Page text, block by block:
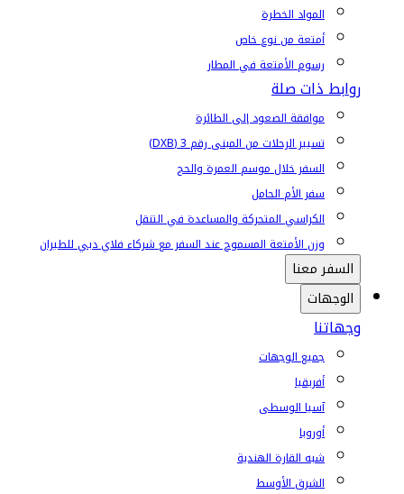
المواد الخطرة
أمتعة من نوع خاص
رسوم الأمتعة في المطار
روابط ذات صلة
موافقة الصعود إلى الطائرة
تسيير الرحلات من المبنى رقم 3 (DXB)
السفر خلال موسم العمرة والحج
سفر الأم الحامل
الكراسي المتحركة والمساعدة في التنقل
وزن الأمتعة المسموح عند السفر مع شركاء فلاي دبي للطيران
السفر معنا
الوجهات
وجهاتنا
جميع الوجهات
أفريقيا
آسيا الوسطى
أوروبا
شبه القارة الهندية
الشرق الأوسط